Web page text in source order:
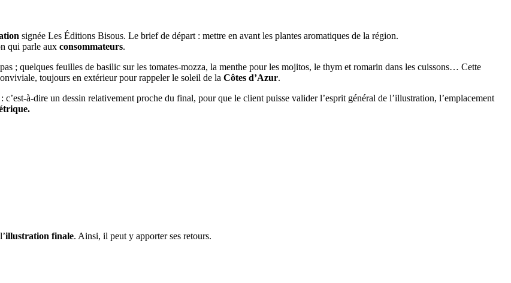
signée Les Éditions Bisous. Le brief de départ : mettre en avant les plantes aromatiques de la région.
qui parle aux consommateurs.
; quelques feuilles de basilic sur les tomates-mozza, la menthe pour les mojitos, le thym et romarin dans les cuissons… Cette
toujours en extérieur pour rappeler le soleil de la Côtes d’Azur.
: c’est-à-dire un dessin relativement proche du final, pour que le client puisse valider l’esprit général de l’illustration, l’emplacement
illustration finale. Ainsi, il peut y apporter ses retours.